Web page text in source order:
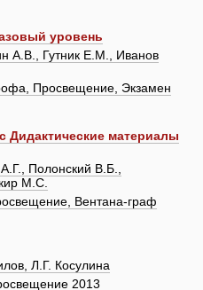
уровень
А.В., Гутник Е.М., Иванов
Просвещение, Экзамен
Дидактические материалы
Полонский В.Б.,
М.С.
Вентана-граф
Л.Г. Косулина
2013